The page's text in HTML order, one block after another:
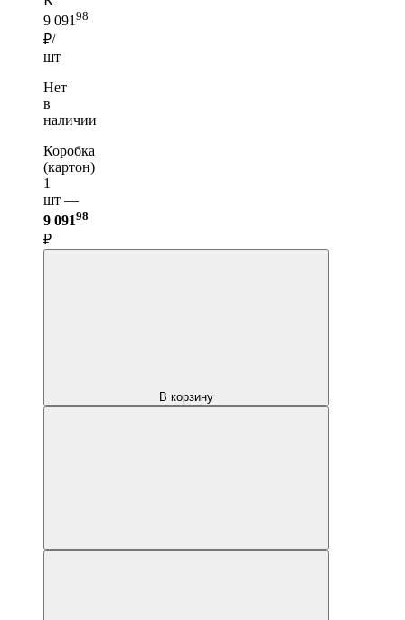
9 091 98
₽/
шт
Нет
в
наличии
Коробка
(картон)
1
шт —
9 09198
₽
В корзину